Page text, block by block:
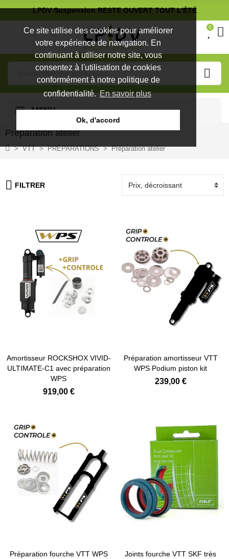
Ce site utilise des cookies pour améliorer
votre expérience de navigation. En
continuant à utiliser notre site, vous
consentez à l'utilisation de cookies
conformément à notre politique de
confidentialité.En savoir plus
Ok, d'accord
LPDV Suspension RESTE OUVERT TOUT L'ÉTÉ
0
MENU
Préparation atelier
VTT PRÉPARATIONS Préparation atelier
FILTRER
Amortisseur ROCKSHOX VIVID-
ULTIMATE-C1 avec préparation
WPS
919,00 €
Préparation amortisseur VTT
WPS Podium piston kit
239,00 €
Préparation fourche VTT WPS
Joints fourche VTT SKF très